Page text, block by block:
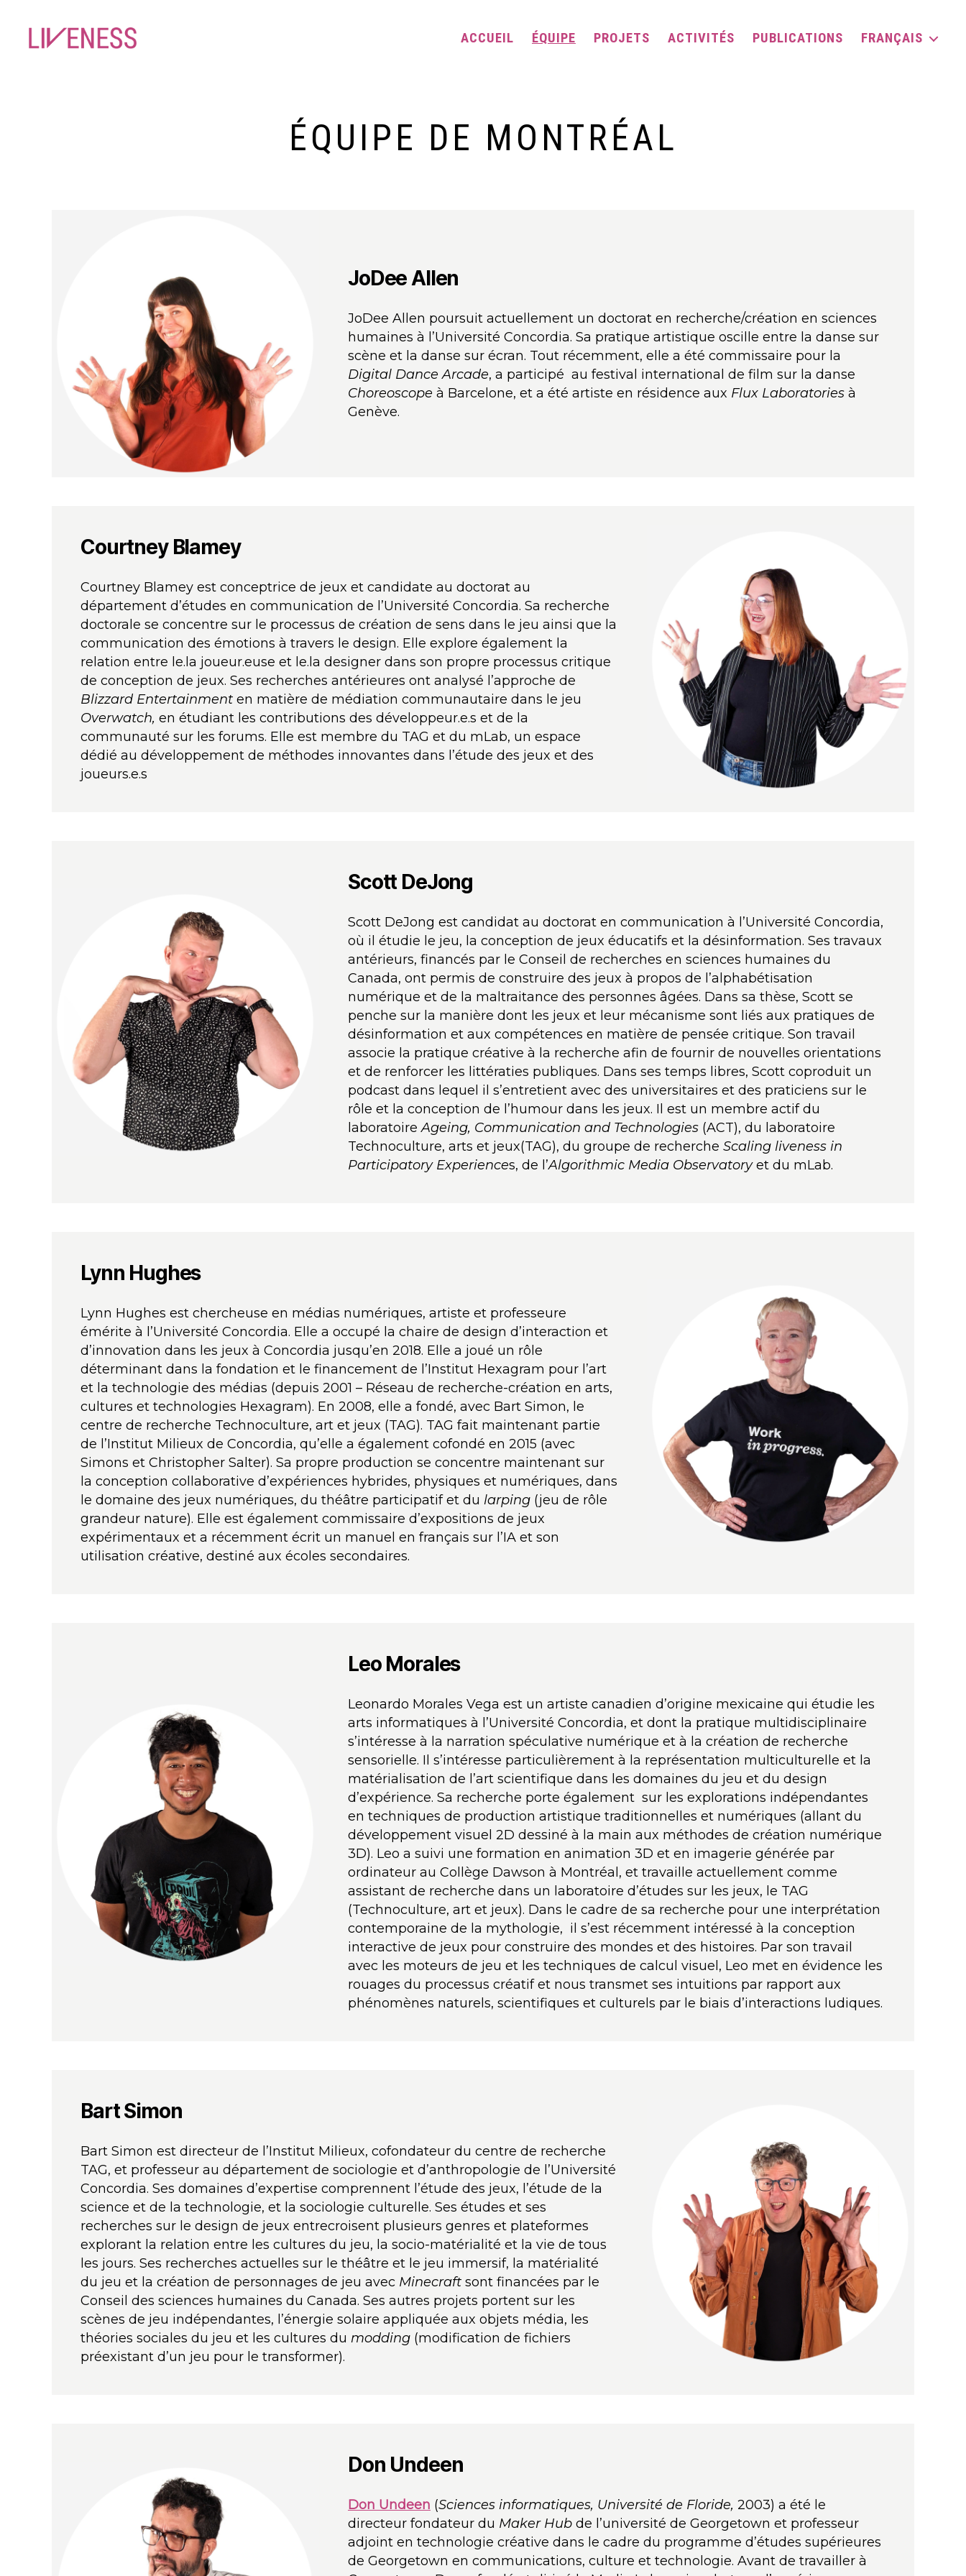
ACCUEIL ÉQUIPE PROJETS ACTIVITÉS PUBLICATIONS FRANÇAIS
ÉQUIPE DE MONTRÉAL
JoDee Allen
JoDee Allen poursuit actuellement un doctorat en recherche/création en sciences
humaines à l’Université Concordia. Sa pratique artistique oscille entre la danse sur
scène et la danse sur écran. Tout récemment, elle a été commissaire pour la
Digital Dance Arcade, a participé au festival international de film sur la danse
Choreoscope à Barcelone, et a été artiste en résidence aux Flux Laboratories à
Genève.
Courtney Blamey
Courtney Blamey est conceptrice de jeux et candidate au doctorat au
département d’études en communication de l’Université Concordia. Sa recherche
doctorale se concentre sur le processus de création de sens dans le jeu ainsi que la
communication des émotions à travers le design. Elle explore également la
relation entre le.la joueur.euse et le.la designer dans son propre processus critique
de conception de jeux. Ses recherches antérieures ont analysé l’approche de
Blizzard Entertainment en matière de médiation communautaire dans le jeu
Overwatch, en étudiant les contributions des développeur.e.s et de la
communauté sur les forums. Elle est membre du TAG et du mLab, un espace
dédié au développement de méthodes innovantes dans l’étude des jeux et des
joueurs.e.s
Scott DeJong
Scott DeJong est candidat au doctorat en communication à l’Université Concordia,
où il étudie le jeu, la conception de jeux éducatifs et la désinformation. Ses travaux
antérieurs, financés par le Conseil de recherches en sciences humaines du
Canada, ont permis de construire des jeux à propos de l’alphabétisation
numérique et de la maltraitance des personnes âgées. Dans sa thèse, Scott se
penche sur la manière dont les jeux et leur mécanisme sont liés aux pratiques de
désinformation et aux compétences en matière de pensée critique. Son travail
associe la pratique créative à la recherche afin de fournir de nouvelles orientations
et de renforcer les littératies publiques. Dans ses temps libres, Scott coproduit un
podcast dans lequel il s’entretient avec des universitaires et des praticiens sur le
rôle et la conception de l’humour dans les jeux. Il est un membre actif du
laboratoireAgeing, Communication and Technologies (ACT), du laboratoire
Technoculture, arts et jeux(TAG), du groupe de recherche Scaling liveness in
Participatory Experiences, de l’Algorithmic Media Observatoryet du mLab.
Lynn Hughes
Lynn Hughes est chercheuse en médias numériques, artiste et professeure
émérite à l’Université Concordia. Elle a occupé la chaire de design d’interaction et
d’innovation dans les jeux à Concordia jusqu’en 2018. Elle a joué un rôle
déterminant dans la fondation et le financement de l’Institut Hexagram pour l’art
et la technologie des médias (depuis 2001 – Réseau de recherche-création en arts,
cultures et technologies Hexagram). En 2008, elle a fondé, avec Bart Simon, le
centre de recherche Technoculture, art et jeux (TAG). TAG fait maintenant partie
de l’Institut Milieux de Concordia, qu’elle a également cofondé en 2015 (avec
Simons et Christopher Salter). Sa propre production se concentre maintenant sur
la conception collaborative d’expériences hybrides, physiques et numériques, dans
le domaine des jeux numériques, du théâtre participatif et du larping (jeu de rôle
grandeur nature). Elle est également commissaire d’expositions de jeux
expérimentaux et a récemment écrit un manuel en français sur l’IA et son
utilisation créative, destiné aux écoles secondaires.
Leo Morales
Leonardo Morales Vega est un artiste canadien d’origine mexicaine qui étudie les
arts informatiques à l’Université Concordia, et dont la pratique multidisciplinaire
s’intéresse à la narration spéculative numérique et à la création de recherche
sensorielle. Il s’intéresse particulièrement à la représentation multiculturelle et la
matérialisation de l’art scientifique dans les domaines du jeu et du design
d’expérience. Sa recherche porte également sur les explorations indépendantes
en techniques de production artistique traditionnelles et numériques (allant du
développement visuel 2D dessiné à la main aux méthodes de création numérique
3D). Leo a suivi une formation en animation 3D et en imagerie générée par
ordinateur au Collège Dawson à Montréal, et travaille actuellement comme
assistant de recherche dans un laboratoire d’études sur les jeux, le TAG
(Technoculture, art et jeux). Dans le cadre de sa recherche pour une interprétation
contemporaine de la mythologie, il s’est récemment intéressé à la conception
interactive de jeux pour construire des mondes et des histoires. Par son travail
avec les moteurs de jeu et les techniques de calcul visuel, Leo met en évidence les
rouages du processus créatif et nous transmet ses intuitions par rapport aux
phénomènes naturels, scientifiques et culturels par le biais d’interactions ludiques.
Bart Simon
Bart Simon est directeur de l’Institut Milieux, cofondateur du centre de recherche
TAG, et professeur au département de sociologie et d’anthropologie de l’Université
Concordia. Ses domaines d’expertise comprennent l’étude des jeux, l’étude de la
science et de la technologie, et la sociologie culturelle. Ses études et ses
recherches sur le design de jeux entrecroisent plusieurs genres et plateformes
explorant la relation entre les cultures du jeu, la socio-matérialité et la vie de tous
les jours. Ses recherches actuelles sur le théâtre et le jeu immersif, la matérialité
du jeu et la création de personnages de jeu avec Minecraft sont financées par le
Conseil des sciences humaines du Canada. Ses autres projets portent sur les
scènes de jeu indépendantes, l’énergie solaire appliquée aux objets média, les
théories sociales du jeu et les cultures du modding (modification de fichiers
préexistant d’un jeu pour le transformer).
Don Undeen
Don Undeen (Sciences informatiques, Université de Floride, 2003) a été le
directeur fondateur du Maker Hub de l’université de Georgetown et professeur
adjoint en technologie créative dans le cadre du programme d’études supérieures
de Georgetown en communications, culture et technologie. Avant de travailler à